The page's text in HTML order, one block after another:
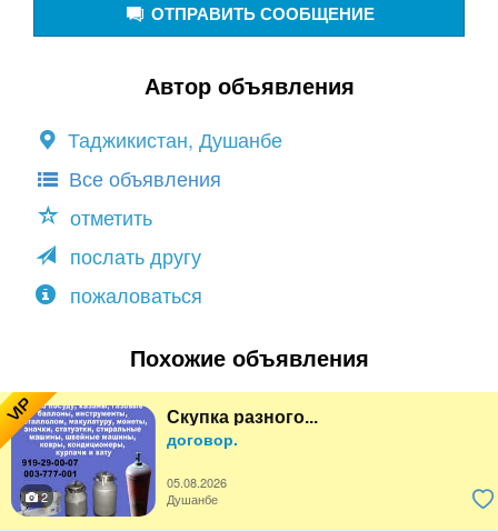
ОТПРАВИТЬ СООБЩЕНИЕ
Автор объявления
Таджикистан, Душанбе
Все объявления
отметить
послать другу
пожаловаться
Похожие объявления
VIP Скупка разного...
договор.
05.08.2026
2
Душанбе